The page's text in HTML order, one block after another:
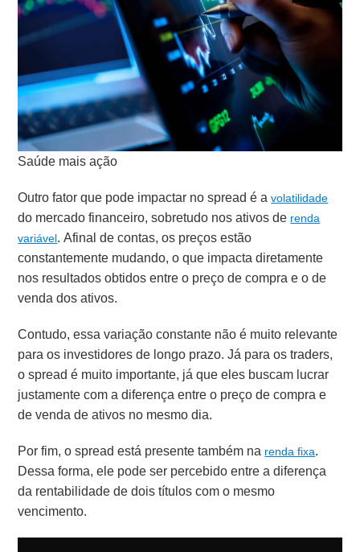
Saúde mais ação
Outro fator que pode impactar no spread é avolatilidade
do mercado financeiro, sobretudo nos ativos de renda
variável. Afinal de contas, os preços estão
constantemente mudando, o que impacta diretamente
nos resultados obtidos entre o preço de compra e o de
venda dos ativos.
Contudo,essa variação constante não é muito relevante
para os investidores de longo prazo. Já para os traders,
o spread é muito importante, já que eles buscam lucrar
justamente com a diferença entre o preço de compra e
de venda de ativos no mesmo dia.
Por fim, o spread está presente também na renda fixa.
Dessa forma, ele pode ser percebido entre a diferença
da rentabilidade de dois títulos com o mesmo
vencimento.